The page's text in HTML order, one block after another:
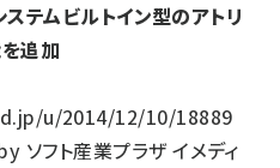
ムビルトイン型のアトリ
追加
u/2014/12/10/18889
ソフト産業プラザ イメディ